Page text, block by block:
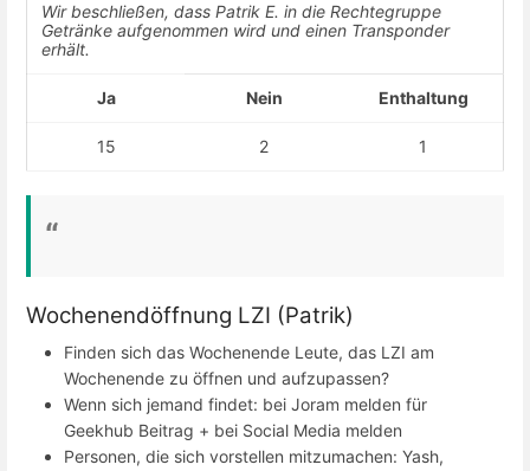
Wir beschließen, dass Patrik E. in die Rechtegruppe
Getränke aufgenommen wird und einen Transponder
erhält.
Ja Nein Enthaltung
15 2 1
Wochenendöffnung LZI (Patrik)
Finden sich das Wochenende Leute, das LZI am
Wochenende zu öffnen und aufzupassen?
Wenn sich jemand findet: bei Joram melden für
Geekhub Beitrag + bei Social Media melden
Personen, die sich vorstellen mitzumachen: Yash,